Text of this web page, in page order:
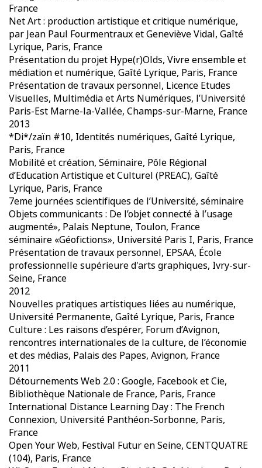
France
Net Art : production artistique et critique numérique,
par Jean Paul Fourmentraux et Geneviève Vidal, Gaîté
Lyrique, Paris, France
Présentation du projet Hype(r)Olds, Vivre ensemble et
médiation et numérique, Gaîté Lyrique, Paris, France
Présentation de travaux personnel, Licence Etudes
Visuelles, Multimédia et Arts Numériques, l’Université
Paris-Est Marne-la-Vallée, Champs-sur-Marne, France
2013
*Di*/zaïn #10, Identités numériques, Gaîté Lyrique,
Paris, France
Mobilité et création, Séminaire, Pôle Régional
d’Education Artistique et Culturel (PREAC), Gaîté
Lyrique, Paris, France
7eme journées scientifiques de l’Université, séminaire
Objets communicants : De l’objet connecté à l’usage
augmenté», Palais Neptune, Toulon, France
séminaire «Géofictions», Université Paris I, Paris, France
Présentation de travaux personnel, EPSAA, École
professionnelle supérieure d'arts graphiques, Ivry-sur-
Seine, France
2012
Nouvelles pratiques artistiques liées au numérique,
Université Permanente, Gaîté Lyrique, Paris, France
Culture : Les raisons d’espérer, Forum d’Avignon,
rencontres internationales de la culture, de l’économie
et des médias, Palais des Papes, Avignon, France
2011
Détournements Web 2.0 : Google, Facebook et Cie,
Bibliothèque Nationale de France, Paris, France
International Distance Learning Day : The French
Connexion, Université Panthéon-Sorbonne, Paris,
France
Open Your Web, Festival Futur en Seine, CENTQUATRE
(104), Paris, France